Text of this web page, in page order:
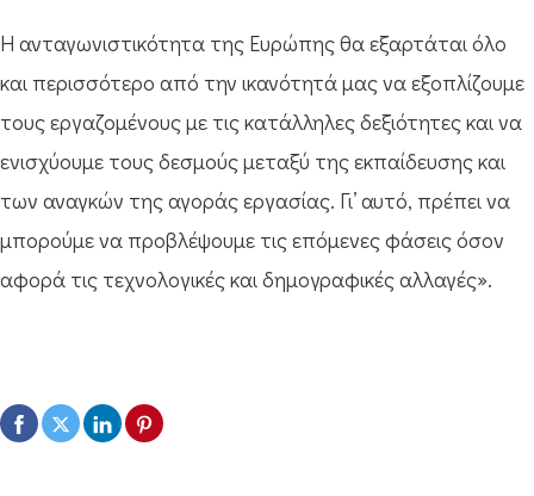
Η ανταγωνιστικότητα της Ευρώπης θα εξαρτάται όλο
και περισσότερο από την ικανότητά μας να εξοπλίζουμε
τους εργαζομένους με τις κατάλληλες δεξιότητες και να
ενισχύουμε τους δεσμούς μεταξύ της εκπαίδευσης και
των αναγκών της αγοράς εργασίας. Γι’ αυτό, πρέπει να
μπορούμε να προβλέψουμε τις επόμενες φάσεις όσον
αφορά τις τεχνολογικές και δημογραφικές αλλαγές».